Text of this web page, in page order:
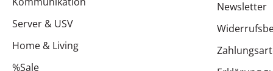
Server & USV
Home & Living
%Sale
Newsletter